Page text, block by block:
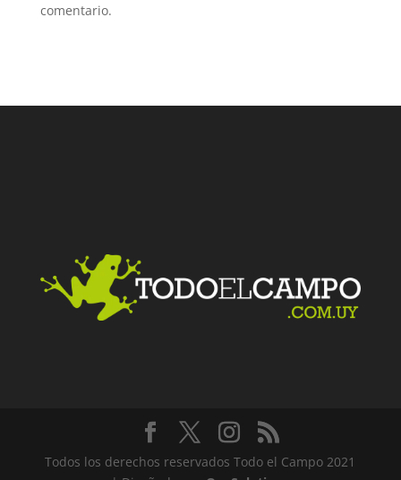
comentario.
Todos los derechos reservados Todo el Campo 2021
Facebook